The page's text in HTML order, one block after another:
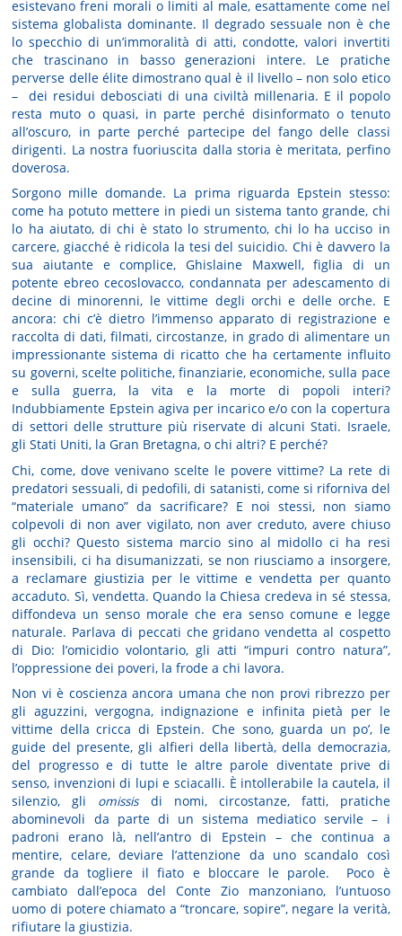
esistevano freni morali o limiti al male, esattamente come nel
sistema globalista dominante. Il degrado sessuale non è che
lo specchio di un’immoralità di atti, condotte, valori invertiti
che trascinano in basso generazioni intere. Le pratiche
perverse delle élite dimostrano qual è il livello – non solo etico
– dei residui debosciati di una civiltà millenaria. E il popolo
resta muto o quasi, in parte perché disinformato o tenuto
all’oscuro, in parte perché partecipe del fango delle classi
dirigenti. La nostra fuoriuscita dalla storia è meritata, perfino
doverosa.
Sorgono mille domande. La prima riguarda Epstein stesso:
come ha potuto mettere in piedi un sistema tanto grande, chi
lo ha aiutato, di chi è stato lo strumento, chi lo ha ucciso in
carcere, giacché è ridicola la tesi del suicidio. Chi è davvero la
sua aiutante e complice, Ghislaine Maxwell, figlia di un
potente ebreo cecoslovacco, condannata per adescamento di
decine di minorenni, le vittime degli orchi e delle orche. E
ancora: chi c’è dietro l’immenso apparato di registrazione e
raccolta di dati, filmati, circostanze, in grado di alimentare un
impressionante sistema di ricatto che ha certamente influito
su governi, scelte politiche, finanziarie, economiche, sulla pace
e sulla guerra, la vita e la morte di popoli interi?
Indubbiamente Epstein agiva per incarico e/o con la copertura
di settori delle strutture più riservate di alcuni Stati. Israele,
gli Stati Uniti, la Gran Bretagna, o chi altri? E perché?
Chi, come, dove venivano scelte le povere vittime? La rete di
predatori sessuali, di pedofili, di satanisti, come si riforniva del
“materiale umano” da sacrificare? E noi stessi, non siamo
colpevoli di non aver vigilato, non aver creduto, avere chiuso
gli occhi? Questo sistema marcio sino al midollo ci ha resi
insensibili, ci ha disumanizzati, se non riusciamo a insorgere,
a reclamare giustizia per le vittime e vendetta per quanto
accaduto. Sì, vendetta. Quando la Chiesa credeva in sé stessa,
diffondeva un senso morale che era senso comune e legge
naturale. Parlava di peccati che gridano vendetta al cospetto
di Dio: l’omicidio volontario, gli atti “impuri contro natura”,
l’oppressione dei poveri, la frode a chi lavora.
Non vi è coscienza ancora umana che non provi ribrezzo per
gli aguzzini, vergogna, indignazione e infinita pietà per le
vittime della cricca di Epstein. Che sono, guarda un po’, le
guide del presente, gli alfieri della libertà, della democrazia,
del progresso e di tutte le altre parole diventate prive di
senso, invenzioni di lupi e sciacalli. È intollerabile la cautela, il
silenzio, gli omissisdi nomi, circostanze, fatti, pratiche
abominevoli da parte di un sistema mediatico servile – i
padroni erano là, nell’antro di Epstein – che continua a
mentire, celare, deviare l’attenzione da uno scandalo così
grande da togliere il fiato e bloccare le parole. Poco è
cambiato dall’epoca del Conte Zio manzoniano, l’untuoso
uomo di potere chiamato a “troncare, sopire”, negare la verità,
rifiutare la giustizia.